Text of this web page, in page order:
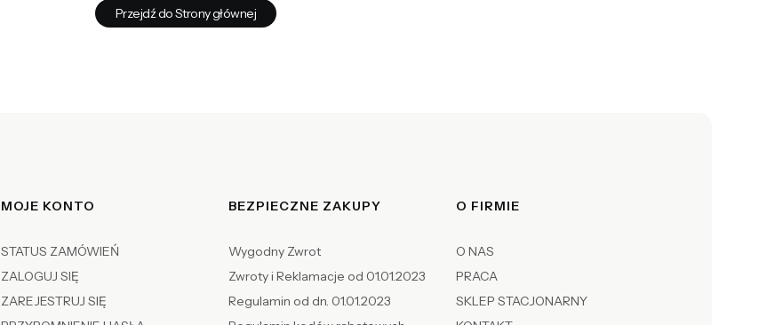
Przejdź do Strony głównej
Linki w stopce
MOJE KONTO
STATUS ZAMÓWIEŃ
ZALOGUJ SIĘ
ZAREJESTRUJ SIĘ
BEZPIECZNE ZAKUPY
Wygodny Zwrot
Zwroty i Reklamacje od 01.01.2023
Regulamin od dn. 01.01.2023
O FIRMIE
O NAS
PRACA
SKLEP STACJONARNY